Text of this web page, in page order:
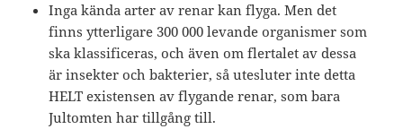
Inga kända arter av renar kan flyga. Men det
finns ytterligare 300 000 levande organismer som
ska klassificeras, och även om flertalet av dessa
är insekter och bakterier, så utesluter inte detta
HELT existensen av flygande renar, som bara
Jultomten har tillgång till.